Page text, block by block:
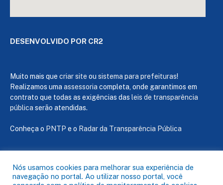
DESENVOLVIDO POR CR2
Muito mais que criar site ou sistema para prefeituras!
Realizamos uma assessoria completa, onde garantimos em
contrato que todas as exigências das leis de transparência
pública serão atendidas.
Conheça o PNTP e o Radar da Transparência Pública
Todos os direitos reservados a Câmara de Capanema
Nós usamos cookies para melhorar sua experiência de
navegação no portal. Ao utilizar nosso portal, você